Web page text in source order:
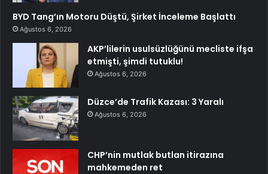
BYD Tang’ın Motoru Düştü, Şirket İnceleme Başlattı
Ağustos 6, 2026
AKP’lilerin usulsüzlüğünü mecliste ifşa
etmişti, şimdi tutuklu!
Ağustos 6, 2026
Düzce’de Trafik Kazası: 3 Yaralı
Ağustos 6, 2026
CHP’nin mutlak butlan itirazına
mahkemeden ret